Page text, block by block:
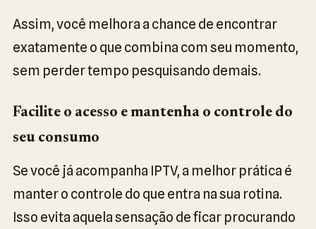
Assim, você melhora a chance de encontrar
exatamente o que combina com seu momento,
sem perder tempo pesquisando demais.
Facilite o acesso e mantenha o controle do
seu consumo
Se você já acompanha IPTV, a melhor prática é
manter o controle do que entra na sua rotina.
Isso evita aquela sensação de ficar procurando